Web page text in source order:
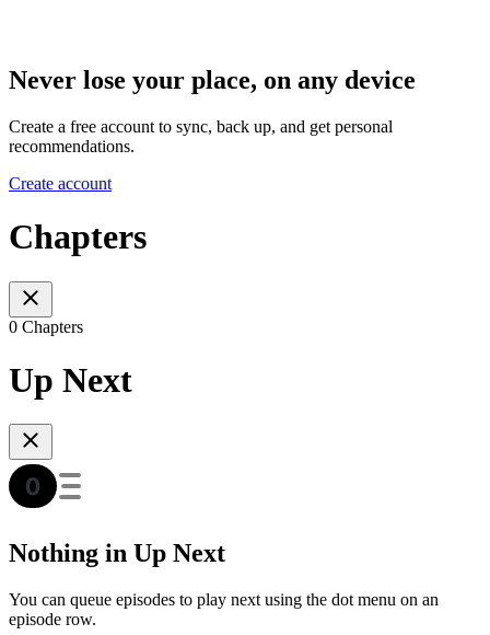
Never lose your place, on any device
Create a free account to sync, back up, and get personal
recommendations.
Create account
Chapters
0 Chapters
Up Next
Nothing in Up Next
You can queue episodes to play next using the dot menu on an
episode row.